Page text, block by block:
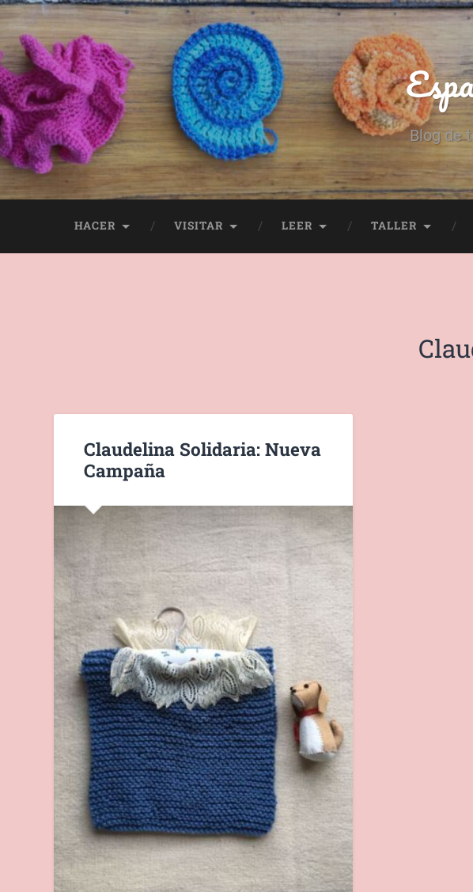
Blog de
HACER VISITAR LEER TALLER
Claudelina Solidaria: Nueva
Campaña